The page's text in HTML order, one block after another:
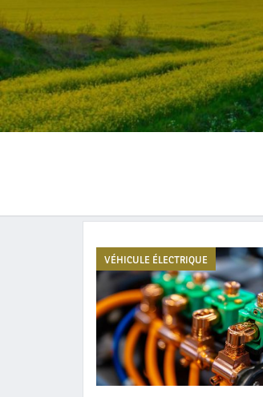
VÉHICULE ÉLECTRIQUE